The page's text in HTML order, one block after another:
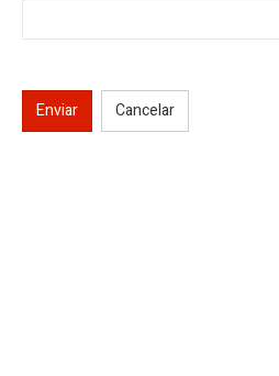
Enviar Cancelar